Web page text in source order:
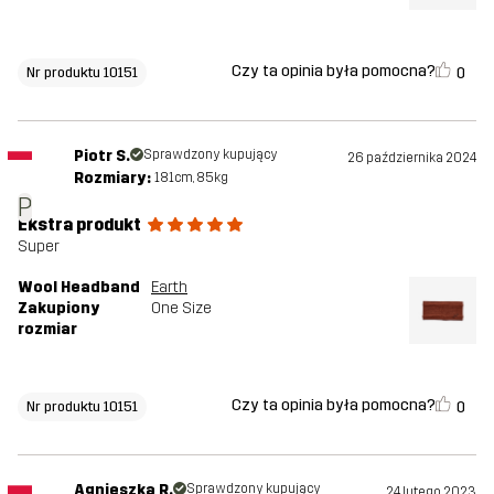
Nr produktu 10151 Czy ta opinia była pomocna? 0
P
Piotr S. Sprawdzony kupujący 26 października 2024
Rozmiary: 181cm, 85kg
Ekstra produkt
Super
Wool Headband
Earth
Zakupiony
rozmiar
One Size
Nr produktu 10151 Czy ta opinia była pomocna? 0
Agnieszka R. Sprawdzony kupujący